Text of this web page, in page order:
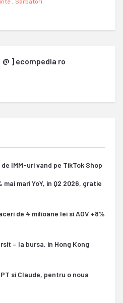
, Sarbatori
@ ] ecompedia ro
IMM-uri vand pe TikTok Shop
mari YoY, in Q2 2026, gratie
de 4 milioane lei si AOV +8%
– la bursa, in Hong Kong
si Claude, pentru o noua